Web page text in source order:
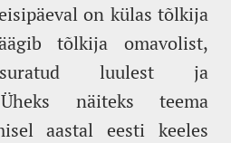
on külas tõlkija
tõlkija omavolist,
suratud luulest ja
näiteks teema
aastal eesti keeles